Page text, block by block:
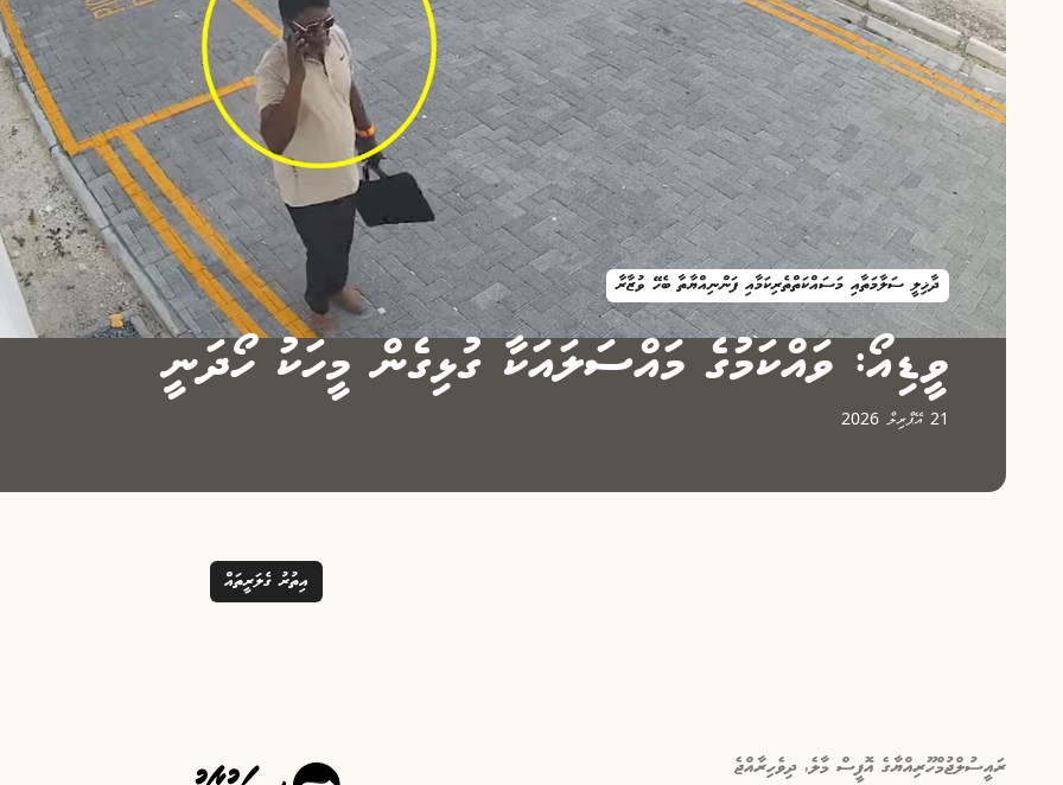
ދާޚިލީ ސަލާމަތާއި މަސައްކަތްތެރިކަމާއި ފަންނިއްޔާތާ ބެހޭ ވުޒާރާ
ވީޑިއޯ: ވައްކަމުގެ މައްސަލައަކާ ގުޅިގެން މީހަކު ހޯދަނީ
21 އޭޕްރިލް 2026
އިތުރު ގެލަރީތައް
ރައީސުލްޖުމްހޫރިއްޔާގެ އޮފީސް މާލެ, ދިވެހިރާއްޖެ